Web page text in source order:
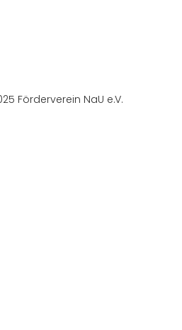
Förderverein NaU e.V.